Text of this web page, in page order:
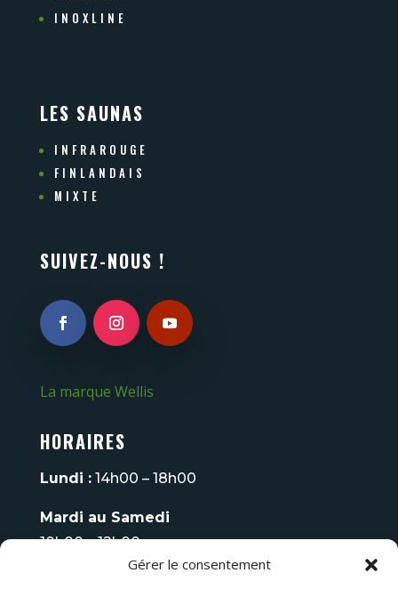
Gérer le consentement
INOXLINE
LES SAUNAS
INFRAROUGE
FINLANDAIS
MIXTE
SUIVEZ-NOUS !
La marque Wellis
HORAIRES
Lundi :14h00 – 18h00
Mardi au Samedi
10h00 – 12h00
14h00 – 18h00